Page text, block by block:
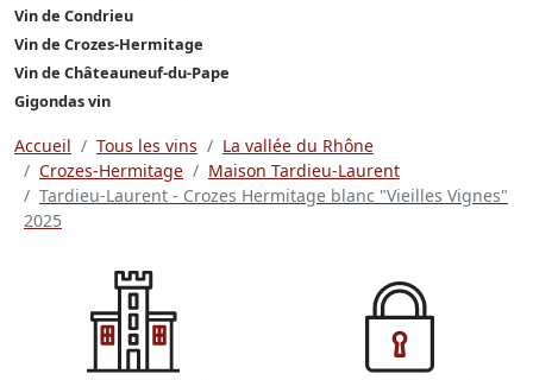
Vin de Condrieu
Vin de Crozes-Hermitage
Vin de Châteauneuf-du-Pape
Gigondas vin
Accueil Tous les vins
La vallée du Rhône
Crozes-Hermitage
Maison Tardieu-Laurent
Tardieu-Laurent - Crozes Hermitage blanc "Vieilles Vignes"
2025